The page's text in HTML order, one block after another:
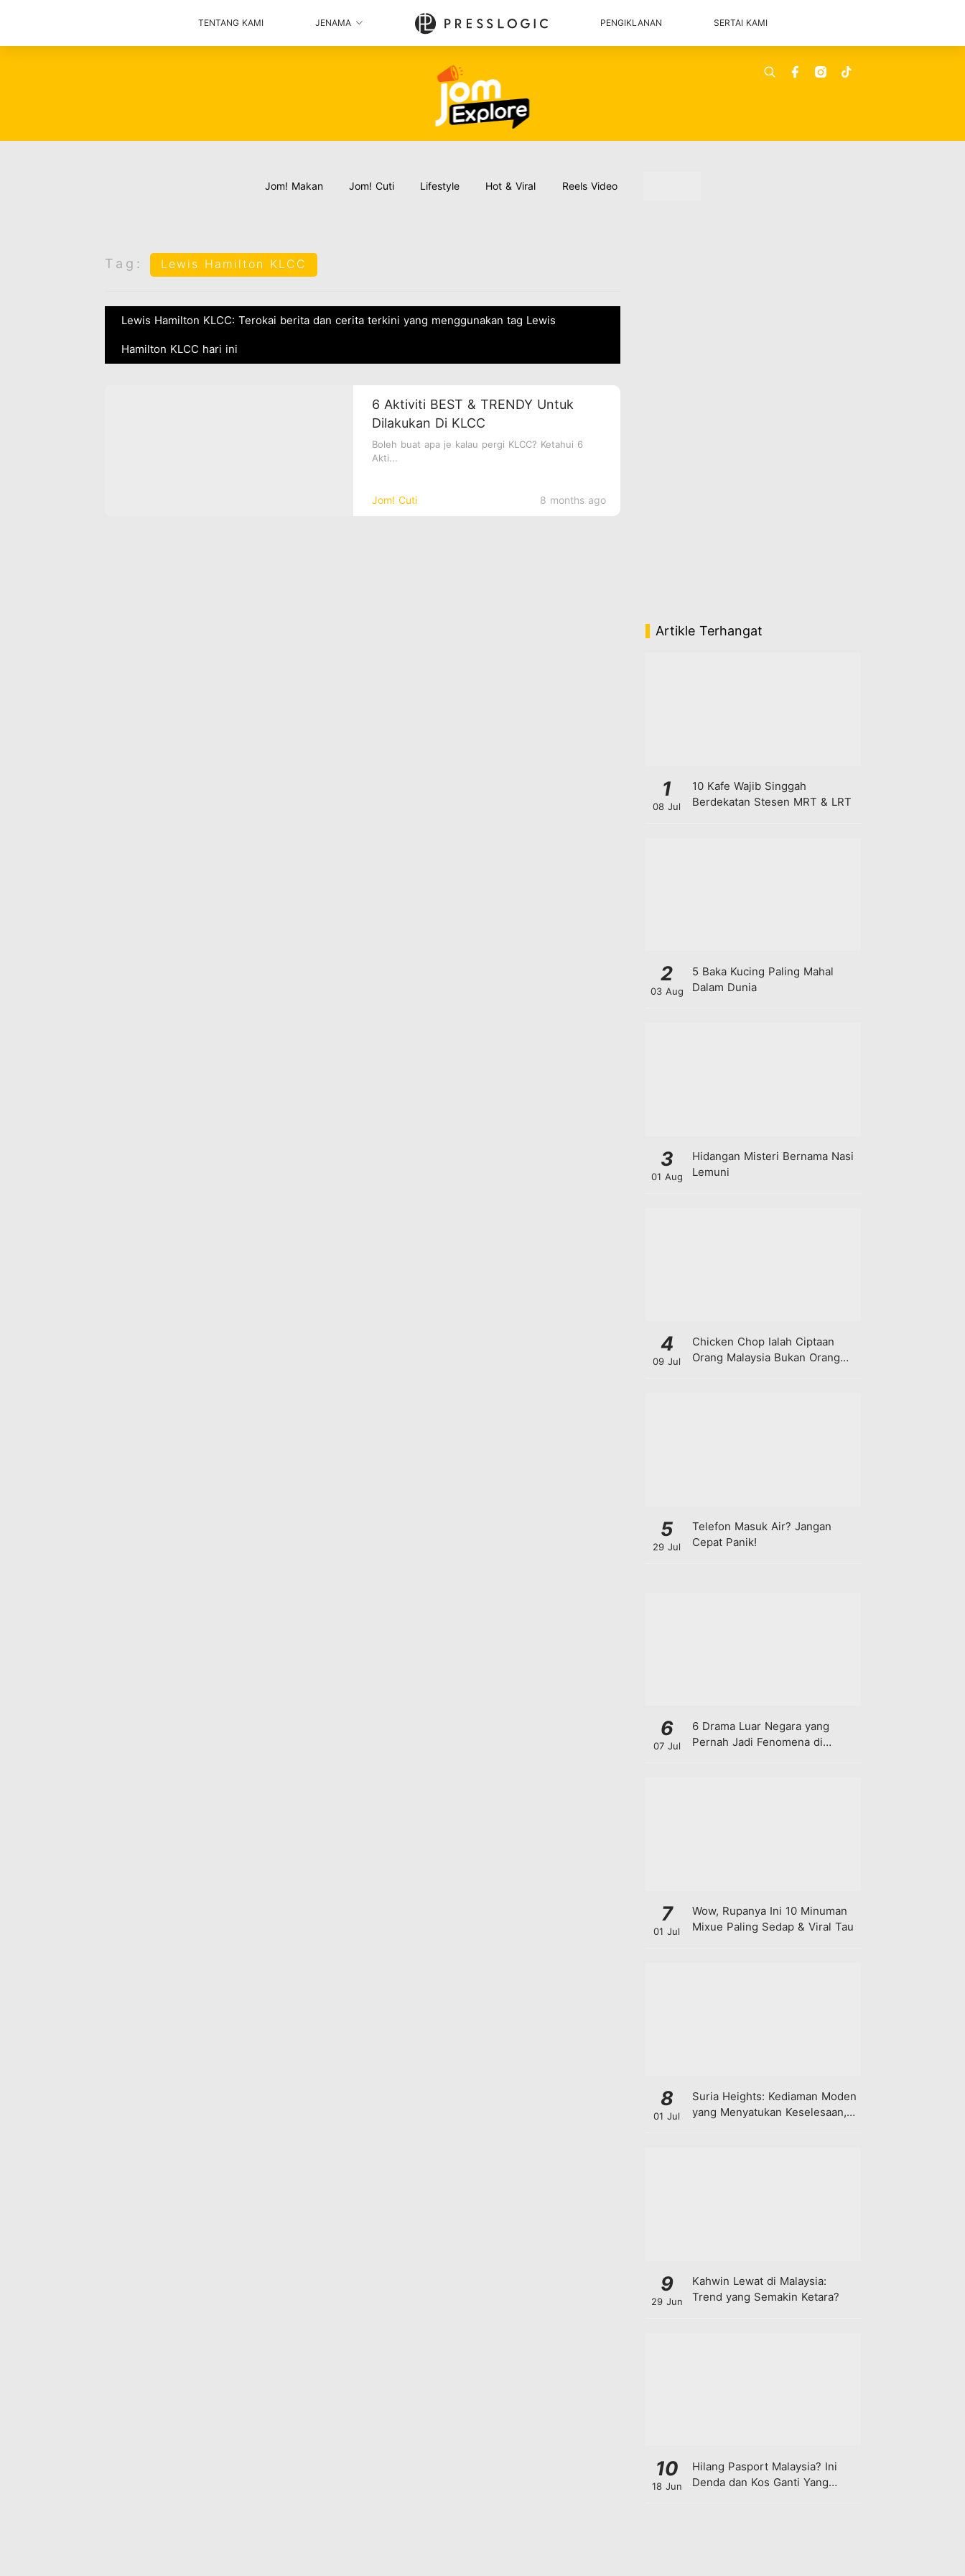
TENTANG KAMI JENAMA PENGIKLANAN SERTAI KAMI
Jom! Makan Jom! Cuti Lifestyle Hot & Viral Reels Video
Tag: Lewis Hamilton KLCC
Lewis Hamilton KLCC: Terokai berita dan cerita terkini yang menggunakan tag Lewis
Hamilton KLCC hari ini
Jom! Cuti 8 months ago
6 Aktiviti BEST & TRENDY Untuk
Dilakukan Di KLCC
Boleh buat apa je kalau pergi KLCC? Ketahui 6
Akti...
Artikle Terhangat
1
08 Jul
10 Kafe Wajib Singgah
Berdekatan Stesen MRT & LRT
2
03 Aug
5 Baka Kucing Paling Mahal
Dalam Dunia
3
01 Aug
Hidangan Misteri Bernama Nasi
Lemuni
4
09 Jul
Chicken Chop Ialah Ciptaan
Orang Malaysia Bukan Orang
5
29 Jul
Telefon Masuk Air? Jangan
Cepat Panik!
6
07 Jul
6 Drama Luar Negara yang
Pernah Jadi Fenomena di
7
01 Jul
Wow, Rupanya Ini 10 Minuman
Mixue Paling Sedap & Viral Tau
8
01 Jul
Suria Heights: Kediaman Moden
yang Menyatukan Keselesaan,
9
29 Jun
Kahwin Lewat di Malaysia:
Trend yang Semakin Ketara?
10
18 Jun
Hilang Pasport Malaysia? Ini
Denda dan Kos Ganti Yang